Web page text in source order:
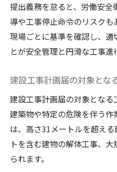
建設工事計画書作
建設工事計画にお
の重要性
工事計画書に反映
建設業界での安全
のコツ
労働基準監督署への届
建設工事計画の労
解説
提出義務を怠ると、労働安
導や工事停止命令のリスクも
現場ごとに基準を確認し、
とが安全管理と円滑な工事進
建設工事計画届の対象とな
建設工事計画届の対象とな
建築物や特定の危険を伴う
は、高さ31メートルを超え
トを含む建物の解体工事、
られます。